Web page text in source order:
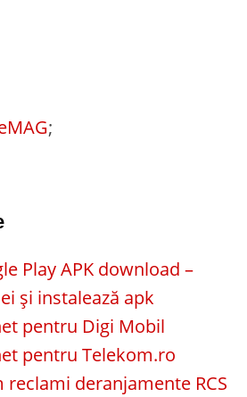
;
Play APK download –
și instalează apk
pentru Digi Mobil
pentru Telekom.ro
reclami deranjamente RCS